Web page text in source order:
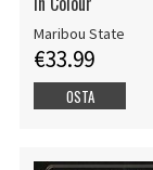
Maribou State
€33.99
OSTA